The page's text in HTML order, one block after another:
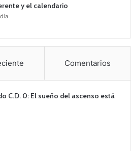
y el calendario
Comentarios
C.D. 0: El sueño del ascenso está